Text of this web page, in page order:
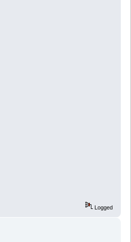
Logged